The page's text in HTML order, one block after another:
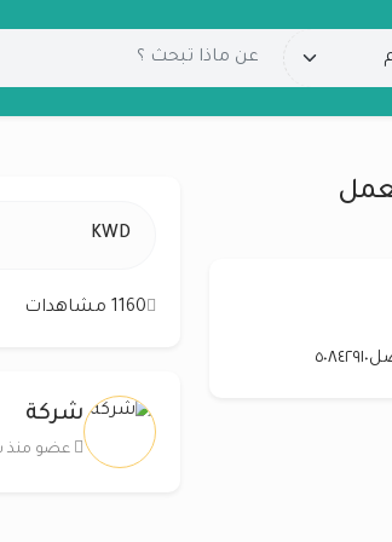
KWD
1160 مشاهدات
شركة
عضو منذ